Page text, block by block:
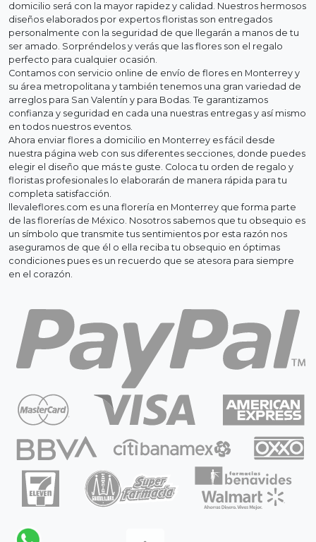
domicilio será con la mayor rapidez y calidad. Nuestros hermosos
diseños elaborados por expertos floristas son entregados
personalmente con la seguridad de que llegarán a manos de tu
ser amado. Sorpréndelos y verás que las flores son el regalo
perfecto para cualquier ocasión.
Contamos con servicio online de envío de flores en Monterrey y
su área metropolitana y también tenemos una gran variedad de
arreglos para San Valentín y para Bodas. Te garantizamos
confianza y seguridad en cada una nuestras entregas y así mismo
en todos nuestros eventos.
Ahora enviar flores a domicilio en Monterrey es fácil desde
nuestra página web con sus diferentes secciones, donde puedes
elegir el diseño que más te guste. Coloca tu orden de regalo y
floristas profesionales lo elaborarán de manera rápida para tu
completa satisfacción.
llevaleflores.com es una florería en Monterrey que forma parte
de las florerías de México. Nosotros sabemos que tu obsequio es
un símbolo que transmite tus sentimientos por esta razón nos
aseguramos de que él o ella reciba tu obsequio en óptimas
condiciones pues es un recuerdo que se atesora para siempre
en el corazón.